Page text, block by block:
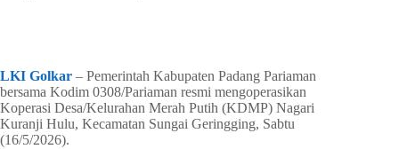
LKI Golkar – Pemerintah Kabupaten Padang Pariaman
bersama Kodim 0308/Pariaman resmi mengoperasikan
Koperasi Desa/Kelurahan Merah Putih (KDMP) Nagari
Kuranji Hulu, Kecamatan Sungai Geringging, Sabtu
(16/5/2026).